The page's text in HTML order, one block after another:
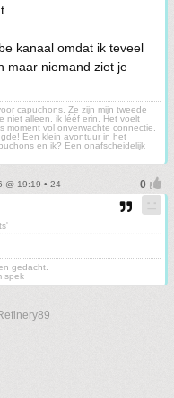
kanaal omdat ik teveel
maar niemand ziet je
capuchons. Ze zijn mijn tweede
niet alleen, ik lééf erin. Het voelt
moment vol onverwachte connectie.
Een klein avontuur in het
en ik? Een onafscheidelijk
@ 19:19 • 24
gedacht.
spek